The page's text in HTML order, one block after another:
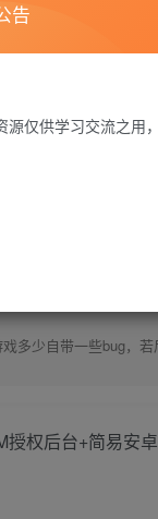
多少自带一些bug，
告
仅供学习交流之用